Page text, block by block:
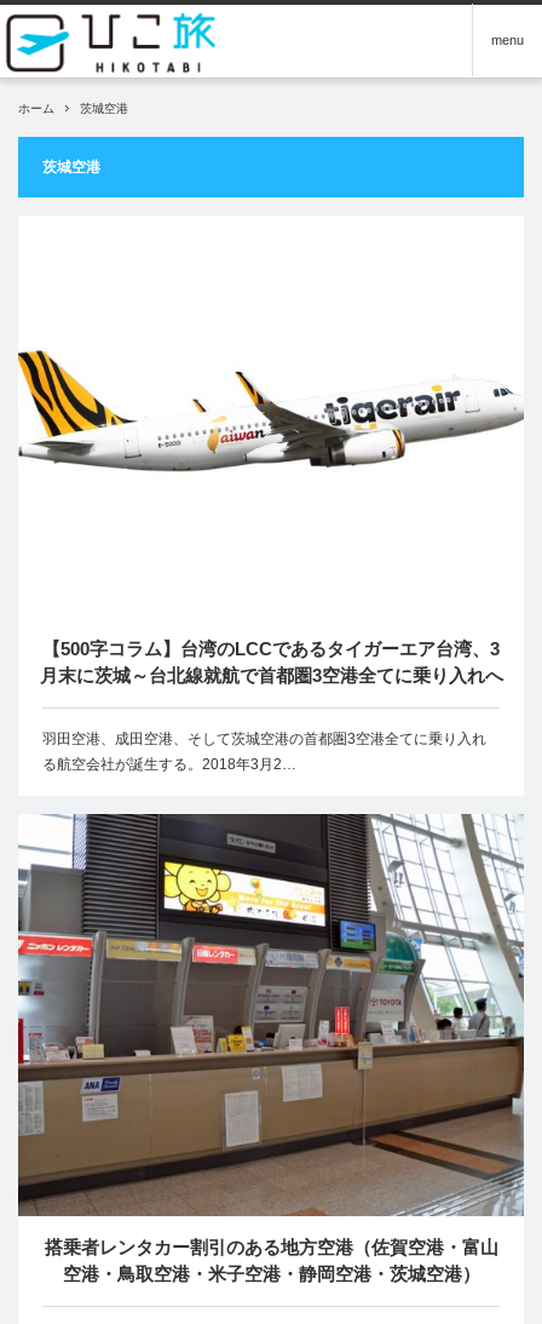
menu
ホーム 茨城空港
茨城空港
【500字コラム】台湾のLCCであるタイガーエア台湾、3
月末に茨城～台北線就航で首都圏3空港全てに乗り入れへ
羽田空港、成田空港、そして茨城空港の首都圏3空港全てに乗り入れ
る航空会社が誕生する。2018年3月2…
搭乗者レンタカー割引のある地方空港（佐賀空港・富山
空港・鳥取空港・米子空港・静岡空港・茨城空港）